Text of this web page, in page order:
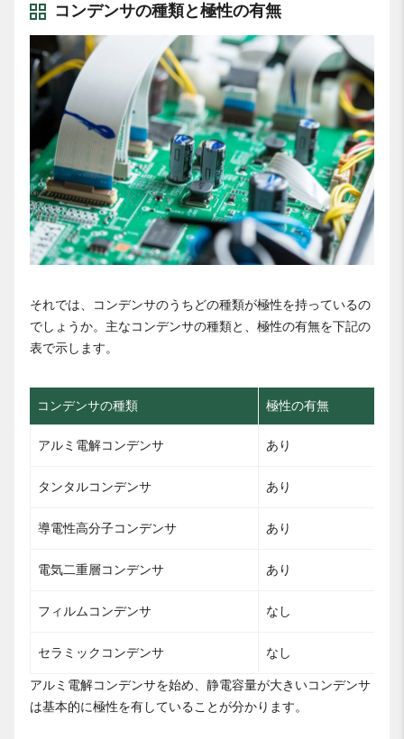
コンデンサの種類と極性の有無
それでは、コンデンサのうちどの種類が極性を持っているの
でしょうか。主なコンデンサの種類と、極性の有無を下記の
表で示します。
コンデンサの種類 極性の有無
アルミ電解コンデンサ あり
タンタルコンデンサ あり
導電性高分子コンデンサ あり
電気二重層コンデンサ あり
フィルムコンデンサ なし
セラミックコンデンサ なし
アルミ電解コンデンサを始め、静電容量が大きいコンデンサ
は基本的に極性を有していることが分かります。